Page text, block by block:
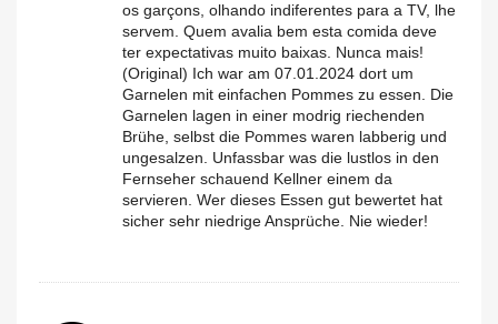
os garçons, olhando indiferentes para a TV, lhe
servem. Quem avalia bem esta comida deve
ter expectativas muito baixas. Nunca mais!
(Original) Ich war am 07.01.2024 dort um
Garnelen mit einfachen Pommes zu essen. Die
Garnelen lagen in einer modrig riechenden
Brühe, selbst die Pommes waren labberig und
ungesalzen. Unfassbar was die lustlos in den
Fernseher schauend Kellner einem da
servieren. Wer dieses Essen gut bewertet hat
sicher sehr niedrige Ansprüche. Nie wieder!